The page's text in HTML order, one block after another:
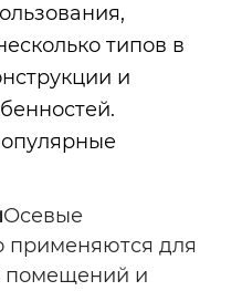
типов в
и
Осевые
применяются для
помещений и